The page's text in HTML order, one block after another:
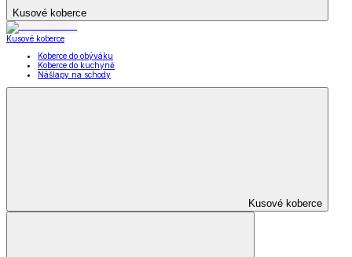
Kusové koberce
Kusové koberce
Koberce do obýváku
Koberce do kuchyně
Nášlapy na schody
Kusové koberce